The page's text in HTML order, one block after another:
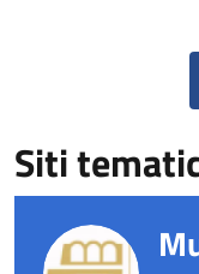
Siti